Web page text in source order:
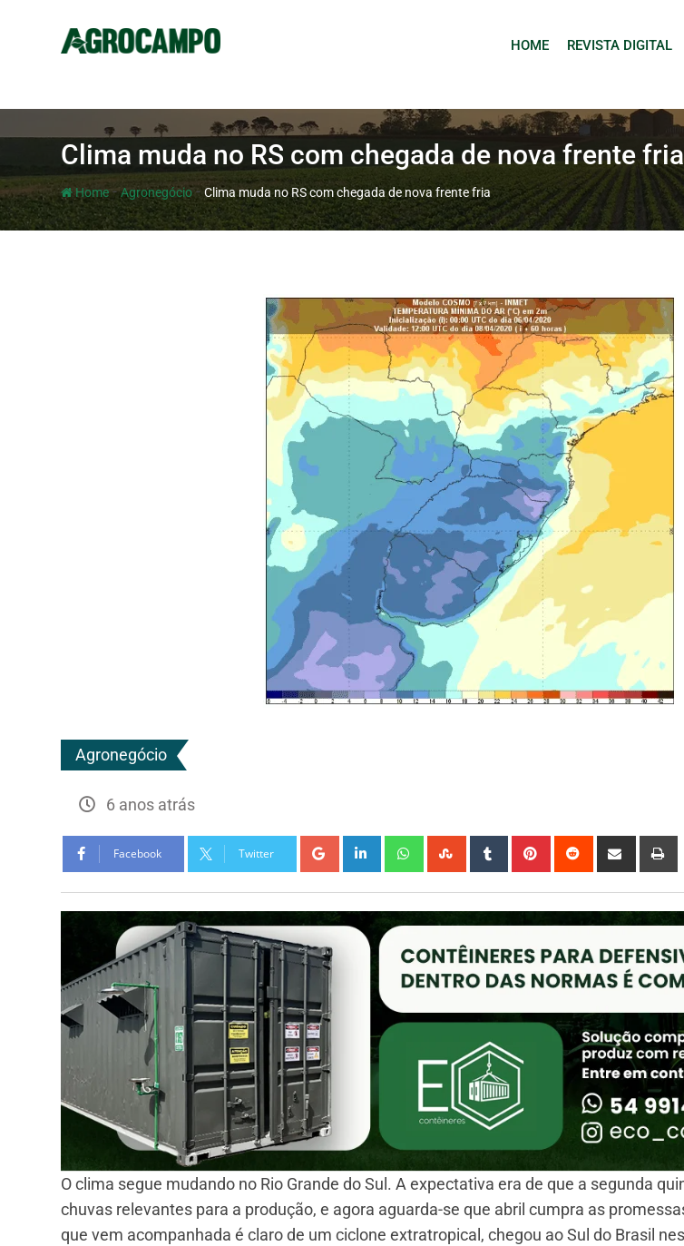
HOME REVISTA DIGITAL
Clima muda no RS com chegada de nova frente fria
Home-Agronegócio-Clima muda no RS com chegada de nova frente fria
Agronegócio
6 anos atrás
Facebook Twitter
O clima segue mudando no Rio Grande do Sul. A expectativa era de que a segunda
chuvas relevantes para a produção, e agora aguarda-se que abril cumpra as
que vem acompanhada é claro de um ciclone extratropical, chegou ao Sul do Brasil